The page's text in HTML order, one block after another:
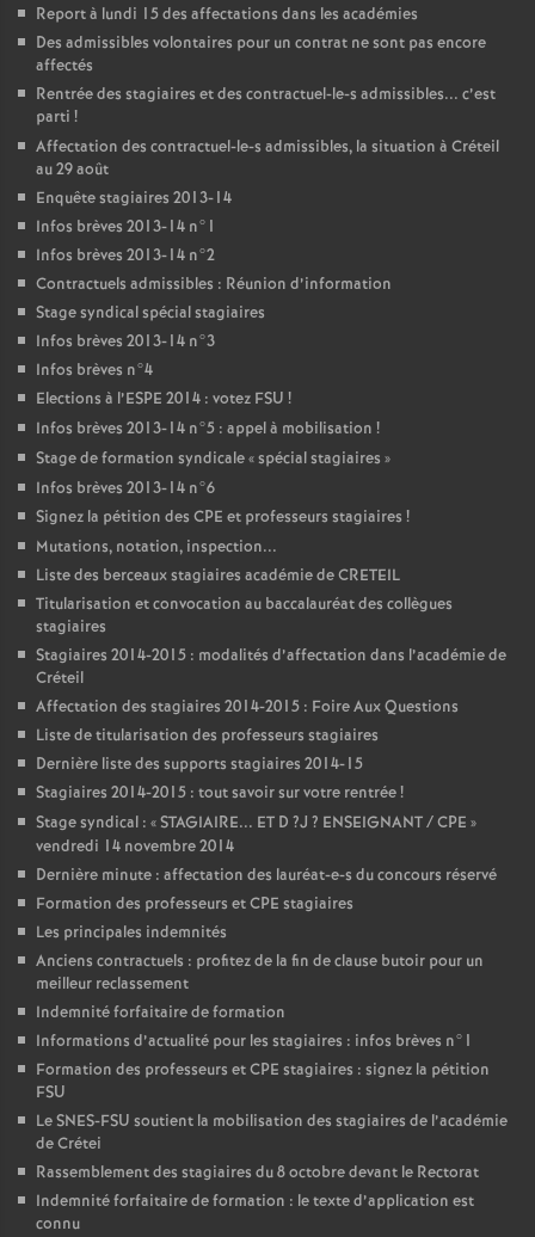
Report à lundi 15 des affectations dans les académies
Des admissibles volontaires pour un contrat ne sont pas encore
affectés
Rentrée des stagiaires et des contractuel-le-s admissibles... c’est
parti !
Affectation des contractuel-le-s admissibles, la situation à Créteil
au 29 août
Enquête stagiaires 2013-14
Infos brèves 2013-14 n°1
Infos brèves 2013-14 n°2
Contractuels admissibles : Réunion d’information
Stage syndical spécial stagiaires
Infos brèves 2013-14 n°3
Infos brèves n°4
Elections à l’ESPE 2014 : votez FSU !
Infos brèves 2013-14 n°5 : appel à mobilisation !
Stage de formation syndicale «spécial stagiaires »
Infos brèves 2013-14 n°6
Signez la pétition des CPE et professeurs stagiaires !
Mutations, notation, inspection...
Liste des berceaux stagiaires académie deCRETEIL
Titularisation et convocation au baccalauréat des collègues
stagiaires
Stagiaires 2014-2015 : modalités d’affectation dans l’académie de
Créteil
Affectation des stagiaires 2014-2015 : Foire Aux Questions
Liste de titularisation des professeurs stagiaires
Dernière liste des supports stagiaires 2014-15
Stagiaires 2014-2015 : tout savoir sur votre rentrée!
Stage syndical : «STAGIAIRE... ET D ?J ? ENSEIGNANT/CPE »
vendredi 14 novembre 2014
Dernière minute : affectation des lauréat-e-s du concours réservé
Formation des professeurs etCPE stagiaires
Les principales indemnités
Anciens contractuels : profitez de la fin de clause butoir pour un
meilleur reclassement
Indemnité forfaitaire de formation
Informations d’actualité pour les stagiaires : infos brèves n°1
Formation des professeurs etCPE stagiaires : signez la pétition
FSU
LeSNES-FSU soutient la mobilisation des stagiaires de l’académie
de Crétei
Rassemblement des stagiaires du 8 octobre devant le Rectorat
Indemnité forfaitaire de formation : le texte d’application est
connu